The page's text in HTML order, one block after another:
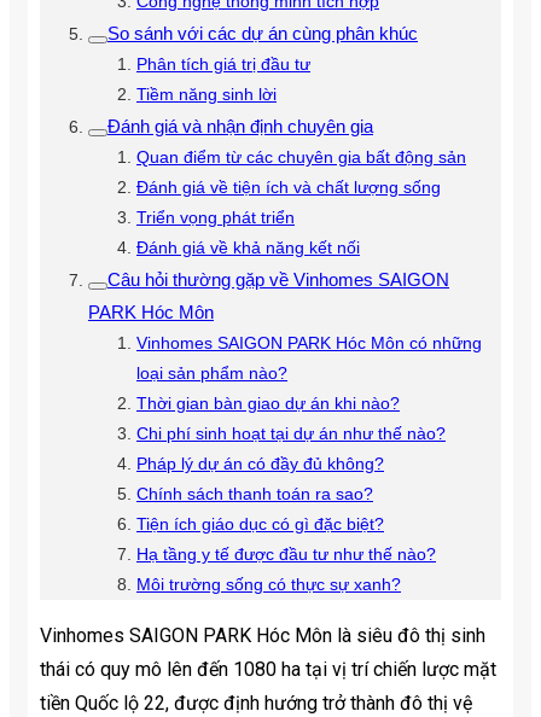
So sánh với các dự án cùng phân khúc
Phân tích giá trị đầu tư
Tiềm năng sinh lời
Đánh giá và nhận định chuyên gia
Quan điểm từ các chuyên gia bất động sản
Đánh giá về tiện ích và chất lượng sống
Triển vọng phát triển
Đánh giá về khả năng kết nối
Câu hỏi thường gặp về Vinhomes SAIGON
PARK Hóc Môn
Vinhomes SAIGON PARK Hóc Môn có những
loại sản phẩm nào?
Thời gian bàn giao dự án khi nào?
Chi phí sinh hoạt tại dự án như thế nào?
Pháp lý dự án có đầy đủ không?
Chính sách thanh toán ra sao?
Tiện ích giáo dục có gì đặc biệt?
Hạ tầng y tế được đầu tư như thế nào?
Môi trường sống có thực sự xanh?
Vinhomes SAIGON PARK Hóc Môn là siêu đô thị sinh
thái có quy mô lên đến 1080 ha tại vị trí chiến lược mặt
tiền Quốc lộ 22, được định hướng trở thành đô thị vệ